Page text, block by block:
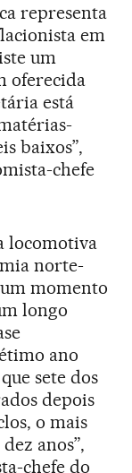
representa
em
um
oferecida
está
baixos”,
chefe
locomotiva
norte-
momento
longo
ano
sete dos
depois
o mais
anos”,
chefe do